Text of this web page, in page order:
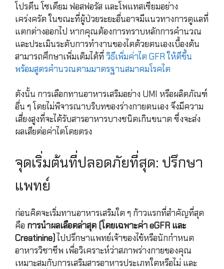
โปรตีน โซเดียม ฟอสฟอรัส และโพแทสเซียมอย่าง
เคร่งครัด ในขณะที่ผู้ป่วยระยะอื่นอาจมีแนวทางการดูแลที่
แตกต่างออกไป หากคุณต้องการทราบหลักการคำนวณ
และประเมินระดับการทำงานของไตด้วยตนเองเบื้องต้น
สามารถศึกษาเพิ่มเติมได้ที่ วิธีเพิ่มค่าไต GFR ให้ดีขึ้น
พร้อมสูตรคำนวณตามมาตรฐานสมาคมโรคไต
ดังนั้น การเลือกทานอาหารเสริมอย่าง UMI หรือผลิตภัณฑ์
อื่น ๆ โดยไม่พิจารณาบริบทของร่างกายตนเอง จึงมีความ
เสี่ยงสูงที่จะได้รับสารอาหารบางชนิดเกินขนาด ซึ่งจะส่ง
ผลเสียต่อค่าไตโดยตรง
จุดเริ่มต้นที่ปลอดภัยที่สุด: ปรึกษา
แพทย์
ก่อนคิดจะเริ่มทานอาหารเสริมใด ๆ ก้าวแรกที่สำคัญที่สุด
คือ การนำผลเลือดล่าสุด (โดยเฉพาะค่า eGFR และ
Creatinine) ไปปรึกษาแพทย์เจ้าของไข้หรือนักกำหนด
อาหารวิชาชีพ เพื่อวิเคราะห์ว่าสภาพร่างกายของคุณ
เหมาะสมกับการเสริมสารอาหารประเภทใดหรือไม่ และ